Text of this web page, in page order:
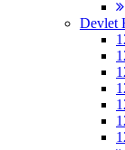
Devlet